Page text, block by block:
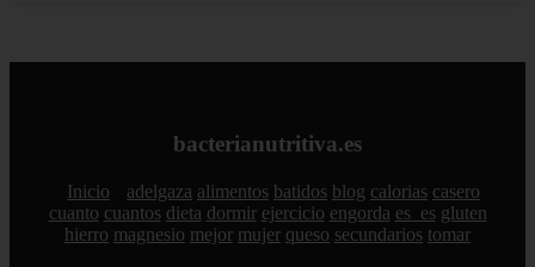
bacterianutritiva.es
Inicio adelgaza alimentos batidos blog calorias casero
cuanto cuantos dieta dormir ejercicio engorda es_es gluten
hierro magnesio mejor mujer queso secundarios tomar